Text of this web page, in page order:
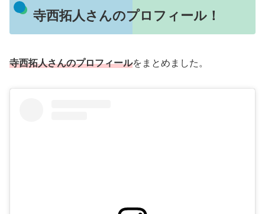
寺西拓人さんのプロフィール！
寺西拓人さんのプロフィールをまとめました。